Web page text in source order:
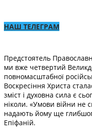
НАШ ТЕЛЕГРАМ
Предстоятель
ми вже четвертий
повномасштабної
Воскресіння Христа
зміст і духовна сила є
ніколи. «Умови війни не
надають йому ще
Епіфаній.